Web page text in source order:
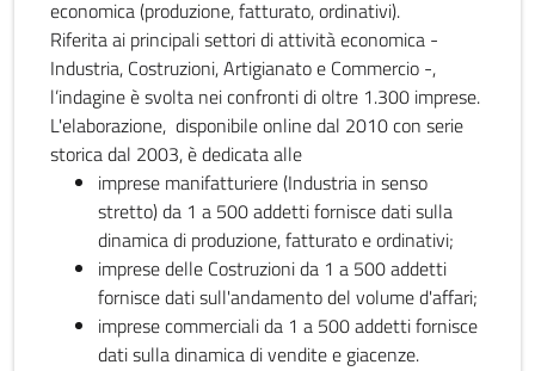
economica (produzione, fatturato, ordinativi).
Riferita ai principali settori di attività economica -
Industria, Costruzioni, Artigianato e Commercio -,
l’indagine è svolta nei confronti di oltre 1.300 imprese.
L'elaborazione, disponibile online dal 2010 con serie
storica dal 2003, è dedicata alle
imprese manifatturiere (Industria in senso
stretto) da 1 a 500 addetti fornisce dati sulla
dinamica di produzione, fatturato e ordinativi;
imprese delle Costruzioni da 1 a 500 addetti
fornisce dati sull'andamento del volume d'affari;
imprese commerciali da 1 a 500 addetti fornisce
dati sulla dinamica di vendite e giacenze.